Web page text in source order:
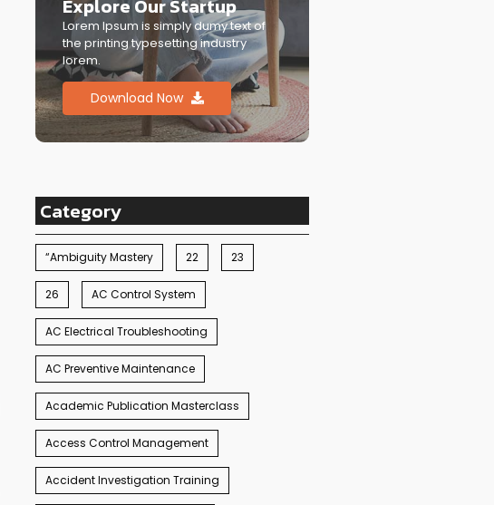
Explore Our Startup
Lorem Ipsum is simply dumy text of
the printing typesetting industry
lorem.
Download Now
Category
“Ambiguity Mastery 22 23
26 AC Control System
AC Electrical Troubleshooting
AC Preventive Maintenance
Academic Publication Masterclass
Access Control Management
Accident Investigation Training